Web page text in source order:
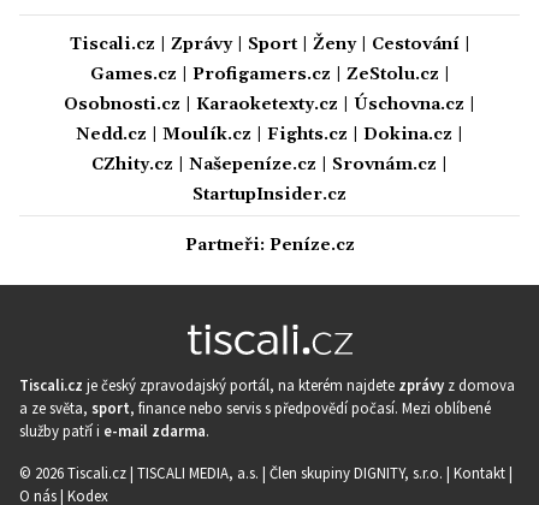
Tiscali.cz Zprávy| Sport| Ženy| Cestování|
Games.cz
Profigamers.cz ZeStolu.cz
Osobnosti.cz
Karaoketexty.cz Úschovna.cz
Nedd.cz
Moulík.cz Fights.cz Dokina.cz
CZhity.cz
Našepeníze.cz Srovnám.cz
StartupInsider.cz
Partneři: Peníze.cz
Tiscali.cz je český zpravodajský portál, na kterém najdete zprávy z domova
a ze světa, sport, finance nebo servis s předpovědí počasí. Mezi oblíbené
služby patří i e-mail zdarma.
© 2026 Tiscali.cz | TISCALI MEDIA, a.s. | Člen skupiny DIGNITY, s.r.o. | Kontakt|
O nás| Kodex